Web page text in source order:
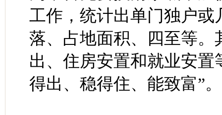
工作，统计出单门独户
落、占地面积、四至等
出、住房安置和就业安
得出、稳得住、能致富”。